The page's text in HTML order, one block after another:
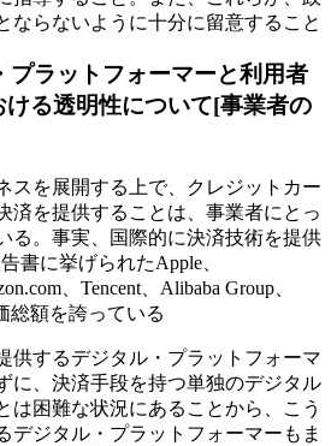
ならないように十分に留意すること
プラットフォーマーと利用者
ける透明性について[事業者の
スを展開する上で、クレジットカー
済を提供することは、事業者にとっ
る。事実、国際的に決済技術を提供
書に挙げられたApple、
、Tencent、Alibaba Group、
総額を誇っている
供するデジタル・プラットフォーマ
に、決済手段を持つ単独のデジタル
は困難な状況にあることから、こう
デジタル・プラットフォーマーもま